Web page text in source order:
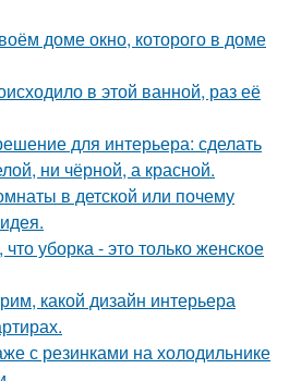
доме окно, которого в доме
в этой ванной, раз её
для интерьера: сделать
ни чёрной, а красной.
в детской или почему
уборка - это только женское
какой дизайн интерьера
с резинками на холодильнике